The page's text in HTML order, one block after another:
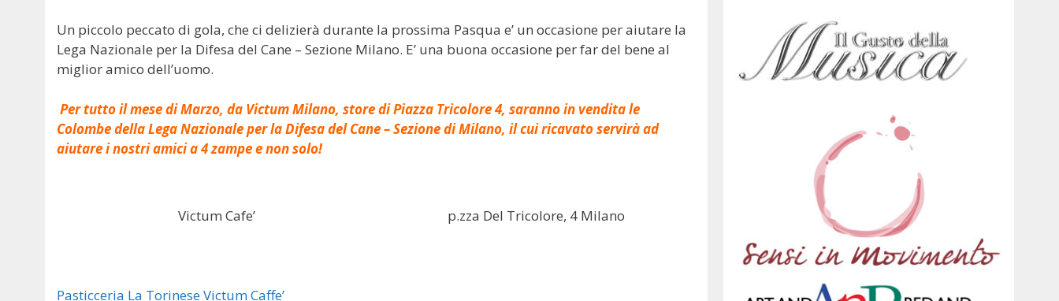
Un piccolo peccato di gola, che ci delizierà durante la prossima Pasqua e’ un occasione per aiutare la
Lega Nazionale per la Difesa del Cane – Sezione Milano. E’ una buona occasione per far del bene al
miglior amico dell’uomo.
Per tutto il mese di Marzo, da Victum Milano, store di Piazza Tricolore 4, saranno in vendita le
Colombe della Lega Nazionale per la Difesa del Cane – Sezione di Milano, il cui ricavato servirà ad
aiutare i nostri amici a 4 zampe e non solo!
Victum Cafe’ p.zza Del Tricolore, 4 Milano
Pasticceria La TorineseVictum Caffe’